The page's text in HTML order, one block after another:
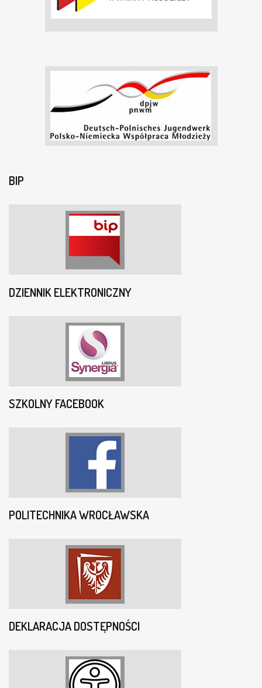
BIP
DZIENNIK ELEKTRONICZNY
SZKOLNY FACEBOOK
POLITECHNIKA WROCŁAWSKA
DEKLARACJA DOSTĘPNOŚCI